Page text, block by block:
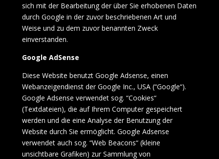
sich mit der Bearbeitung der über Sie erhobenen Daten
durch Google in der zuvor beschriebenen Art und
Weise und zu dem zuvor benannten Zweck
einverstanden.
Google AdSense
Diese Website benutzt Google Adsense, einen
Webanzeigendienst der Google Inc., USA (“Google“).
Google Adsense verwendet sog. “Cookies“
(Textdateien), die auf Ihrem Computer gespeichert
werden und die eine Analyse der Benutzung der
Website durch Sie ermöglicht. Google Adsense
verwendet auch sog. “Web Beacons“ (kleine
unsichtbare Grafiken) zur Sammlung von